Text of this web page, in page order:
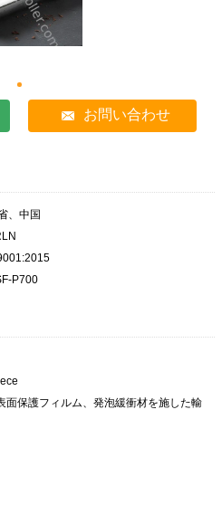
お問い合わせ
、中国
P700
面保護フィルム、発泡緩衝材を施した輸